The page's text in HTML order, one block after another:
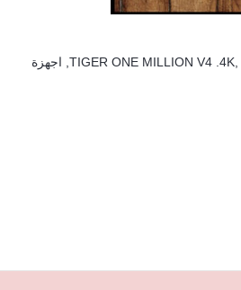
TIGER ONE MILLION V4 .4K,
, اجهزة